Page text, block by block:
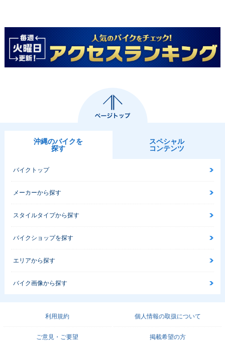
沖縄のバイクを
探す
スペシャル
コンテンツ
バイクトップ
メーカーから探す
スタイルタイプから探す
バイクショップを探す
エリアから探す
バイク画像から探す
利用規約 個人情報の取扱について
ご意見・ご要望 掲載希望の方